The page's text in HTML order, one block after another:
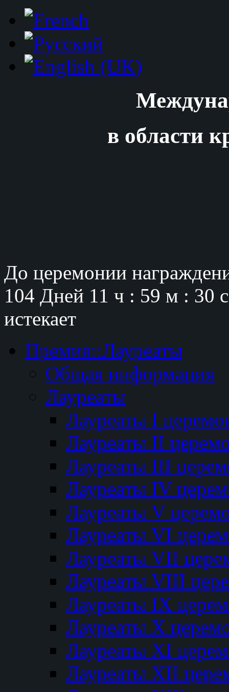
в области
До церемонии
104 Дней 11 ч : 59 м : 29
истекает
Премия::Лауреаты
Общая информация
Лауреаты
Лауреаты I
Лауреаты II
Лауреаты III
Лауреаты IV
Лауреаты V
Лауреаты VI
Лауреаты VII
Лауреаты VIII
Лауреаты IX
Лауреаты Х
Лауреаты XI
Лауреаты XII